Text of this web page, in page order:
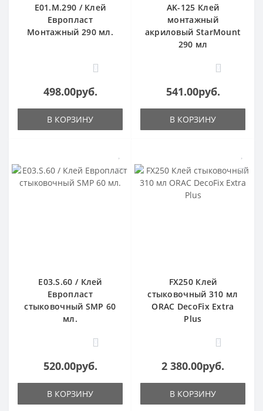
E01.M.290 / Клей
Европласт
Монтажный 290 мл.
0
498.00руб.
В КОРЗИНУ
AK-125 Клей
монтажный
акриловый StarMount
290 мл
0
541.00руб.
В КОРЗИНУ
E03.S.60 / Клей
Европласт
стыковочный SMP 60
мл.
0
520.00руб.
В КОРЗИНУ
FX250 Клей
стыковочный 310 мл
ORAC DecoFix Extra
Plus
0
2 380.00руб.
В КОРЗИНУ